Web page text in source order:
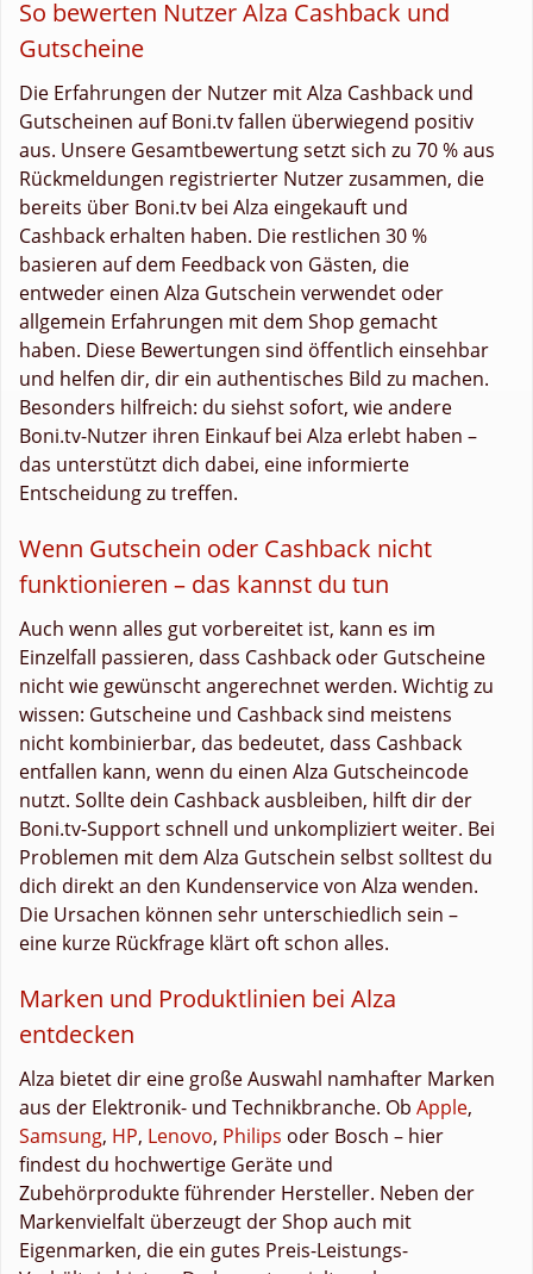
So bewerten Nutzer Alza Cashback und
Gutscheine
Die Erfahrungen der Nutzer mit Alza Cashback und
Gutscheinen auf Boni.tv fallen überwiegend positiv
aus. Unsere Gesamtbewertung setzt sich zu 70 % aus
Rückmeldungen registrierter Nutzer zusammen, die
bereits über Boni.tv bei Alza eingekauft und
Cashback erhalten haben. Die restlichen 30 %
basieren auf dem Feedback von Gästen, die
entweder einen Alza Gutschein verwendet oder
allgemein Erfahrungen mit dem Shop gemacht
haben. Diese Bewertungen sind öffentlich einsehbar
und helfen dir, dir ein authentisches Bild zu machen.
Besonders hilfreich: du siehst sofort, wie andere
Boni.tv-Nutzer ihren Einkauf bei Alza erlebt haben –
das unterstützt dich dabei, eine informierte
Entscheidung zu treffen.
Wenn Gutschein oder Cashback nicht
funktionieren – das kannst du tun
Auch wenn alles gut vorbereitet ist, kann es im
Einzelfall passieren, dass Cashback oder Gutscheine
nicht wie gewünscht angerechnet werden. Wichtig zu
wissen: Gutscheine und Cashback sind meistens
nicht kombinierbar, das bedeutet, dass Cashback
entfallen kann, wenn du einen Alza Gutscheincode
nutzt. Sollte dein Cashback ausbleiben, hilft dir der
Boni.tv-Support schnell und unkompliziert weiter. Bei
Problemen mit dem Alza Gutschein selbst solltest du
dich direkt an den Kundenservice von Alza wenden.
Die Ursachen können sehr unterschiedlich sein –
eine kurze Rückfrage klärt oft schon alles.
Marken und Produktlinien bei Alza
entdecken
Alza bietet dir eine große Auswahl namhafter Marken
aus der Elektronik- und Technikbranche. Ob Apple,
Samsung, HP, Lenovo, Philips oder Bosch – hier
findest du hochwertige Geräte und
Zubehörprodukte führender Hersteller. Neben der
Markenvielfalt überzeugt der Shop auch mit
Eigenmarken, die ein gutes Preis-Leistungs-